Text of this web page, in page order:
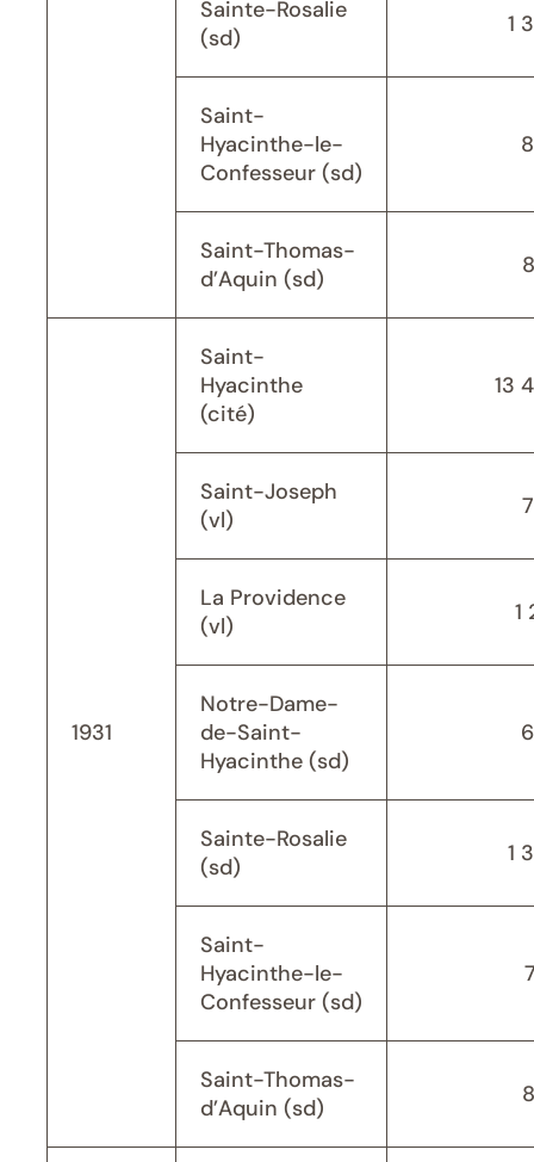
Sainte-Rosalie
(sd)
1
Saint-
Hyacinthe-le-
Confesseur (sd)
Saint-Thomas-
d’Aquin (sd)
1931
Saint-
Hyacinthe
(cité)
13
Saint-Joseph
(vl)
La Providence
(vl)
1
Notre-Dame-
de-Saint-
Hyacinthe (sd)
Sainte-Rosalie
(sd)
1
Saint-
Hyacinthe-le-
Confesseur (sd)
Saint-Thomas-
d’Aquin (sd)